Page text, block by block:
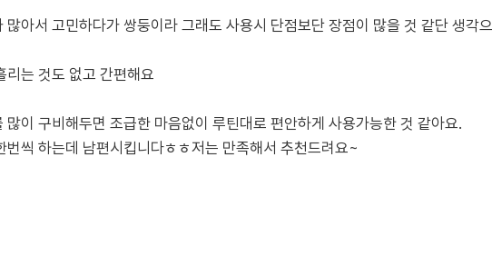
많아서 고민하다가 쌍둥이라 그래도 사용시 단점보단 장점이 많을 것 같단 생각
리는 것도 없고 간편해요
많이 구비해두면 조급한 마음없이 루틴대로 편안하게 사용가능한 것 같아요.
씩 하는데 남편시킵니다ㅎㅎ저는 만족해서 추천드려요~